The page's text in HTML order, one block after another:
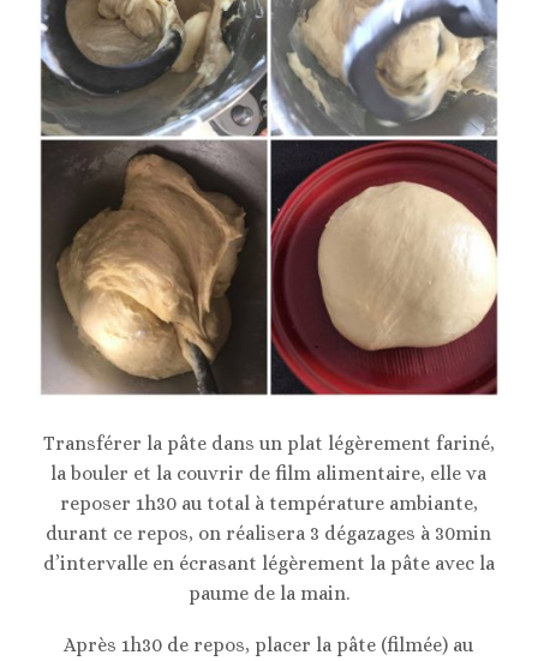
Transférer la pâte dans un plat légèrement fariné,
la bouler et la couvrir de film alimentaire, elle va
reposer 1h30 au total à température ambiante,
durant ce repos, on réalisera 3 dégazages à 30min
d’intervalle en écrasant légèrement la pâte avec la
paume de la main.
Après 1h30 de repos, placer la pâte (filmée) au